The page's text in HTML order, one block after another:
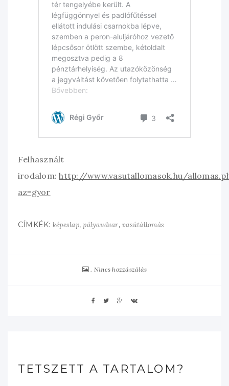
Felhasznált
irodalom:http://www.vasutallomasok.hu/
az=gyor
CÍMKÉK: képeslap,pályaudvar,vasútállomás
Nincs hozzászálás
TETSZETT A TARTALOM?